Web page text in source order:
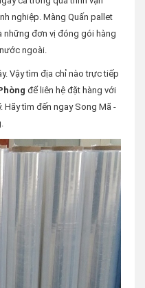
nghiệp. Màng Quấn pallet
những đơn vị đóng gói hàng
ngoài.
Vậy tìm địa chỉ nào trực tiếp
để liên hệ đặt hàng với
Hãy tìm đến ngay Song Mã -